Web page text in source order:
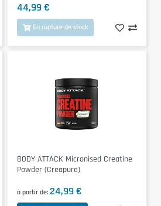
44,99 €
En rupture de stock
BODY ATTACK Micronised Creatine
Powder (Creapure)
à partir de 24,99 €